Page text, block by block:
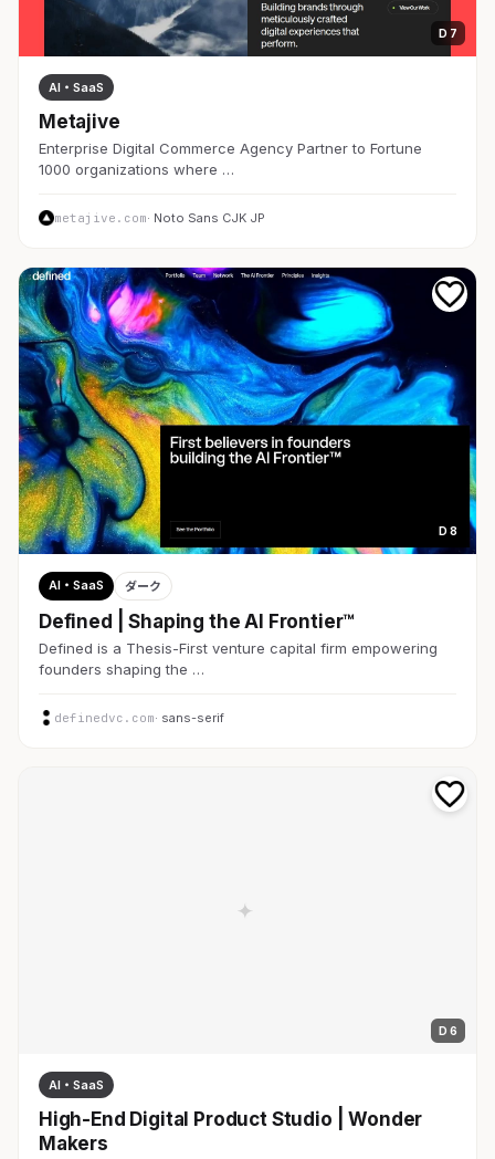
D 7
AI・SaaS
Metajive
Enterprise Digital Commerce Agency Partner to Fortune
1000 organizations where …
metajive.com· Noto Sans CJK JP
D 8
AI・SaaS ダーク
Defined | Shaping the AI Frontier™
Defined is a Thesis-First venture capital firm empowering
founders shaping the …
definedvc.com· sans-serif
D 6
AI・SaaS
High-End Digital Product Studio | Wonder
Makers